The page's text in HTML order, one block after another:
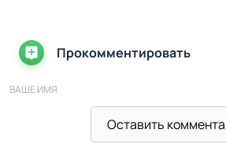
Прокомментировать
ВАШЕ ИМЯ
Оставить